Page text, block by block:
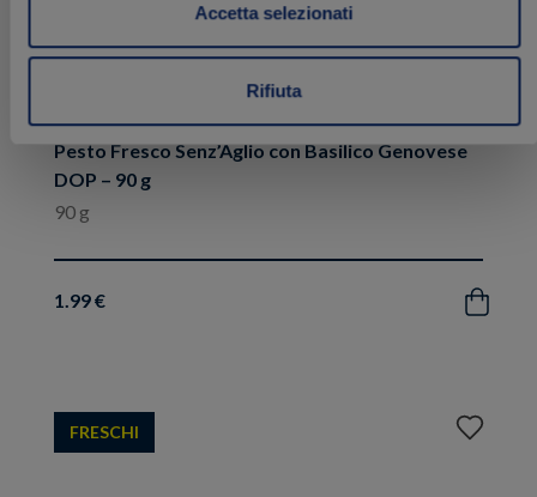
Accetta selezionati
Rifiuta
Pesto Fresco Senz’Aglio con Basilico Genovese
DOP – 90 g
90 g
1.99 € Acquista
FRESCHI
Aggiungi